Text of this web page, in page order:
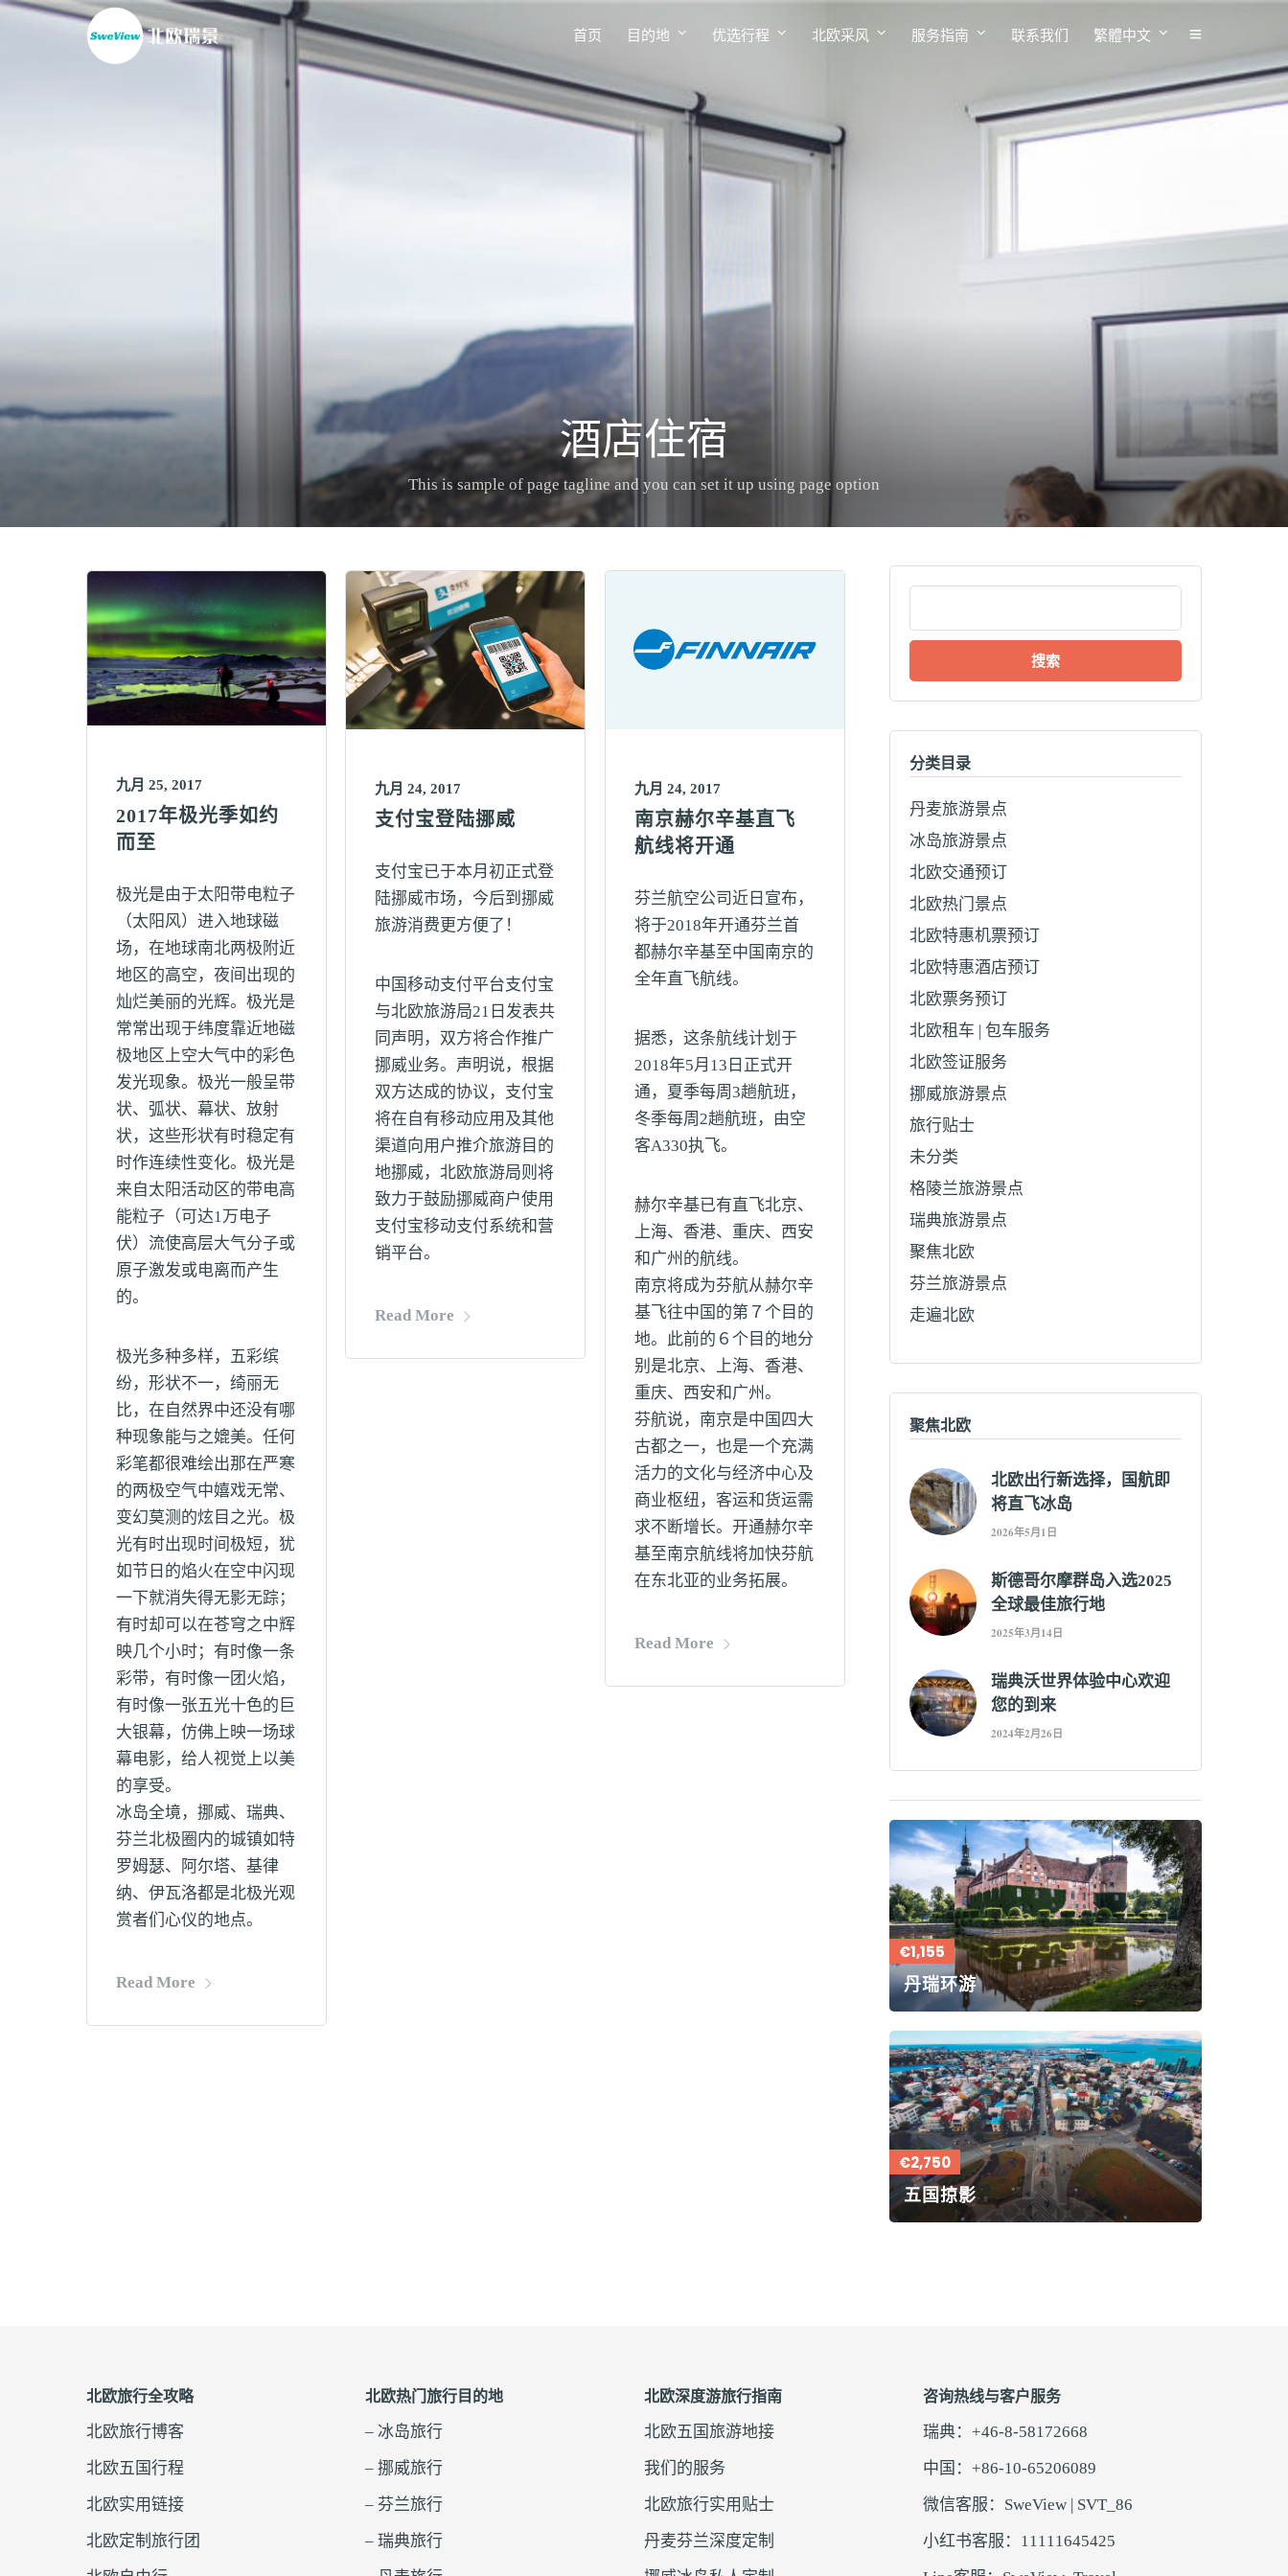
首页 目的地 优选行程 北欧采风 服务指南 联系我们 繁體中文
酒店住宿
This is sample of page tagline and you can set it up using page option
九月 25, 2017
2017年极光季如约
而至
极光是由于太阳带电粒子
（太阳风）进入地球磁
场，在地球南北两极附近
地区的高空，夜间出现的
灿烂美丽的光辉。极光是
常常出现于纬度靠近地磁
极地区上空大气中的彩色
发光现象。极光一般呈带
状、弧状、幕状、放射
状，这些形状有时稳定有
时作连续性变化。极光是
来自太阳活动区的带电高
能粒子（可达1万电子
伏）流使高层大气分子或
原子激发或电离而产生
的。
极光多种多样，五彩缤
纷，形状不一，绮丽无
比，在自然界中还没有哪
种现象能与之媲美。任何
彩笔都很难绘出那在严寒
的两极空气中嬉戏无常、
变幻莫测的炫目之光。极
光有时出现时间极短，犹
如节日的焰火在空中闪现
一下就消失得无影无踪；
有时却可以在苍穹之中辉
映几个小时；有时像一条
彩带，有时像一团火焰，
有时像一张五光十色的巨
大银幕，仿佛上映一场球
幕电影，给人视觉上以美
的享受。
冰岛全境，挪威、瑞典、
芬兰北极圈内的城镇如特
罗姆瑟、阿尔塔、基律
纳、伊瓦洛都是北极光观
赏者们心仪的地点。
Read More
九月 24, 2017
支付宝登陆挪威
支付宝已于本月初正式登
陆挪威市场，今后到挪威
旅游消费更方便了！
中国移动支付平台支付宝
与北欧旅游局21日发表共
同声明，双方将合作推广
挪威业务。声明说，根据
双方达成的协议，支付宝
将在自有移动应用及其他
渠道向用户推介旅游目的
地挪威，北欧旅游局则将
致力于鼓励挪威商户使用
支付宝移动支付系统和营
销平台。
Read More
九月 24, 2017
南京赫尔辛基直飞
航线将开通
芬兰航空公司近日宣布，
将于2018年开通芬兰首
都赫尔辛基至中国南京的
全年直飞航线。
据悉，这条航线计划于
2018年5月13日正式开
通，夏季每周3趟航班，
冬季每周2趟航班，由空
客A330执飞。
赫尔辛基已有直飞北京、
上海、香港、重庆、西安
和广州的航线。
南京将成为芬航从赫尔辛
基飞往中国的第７个目的
地。此前的６个目的地分
别是北京、上海、香港、
重庆、西安和广州。
芬航说，南京是中国四大
古都之一，也是一个充满
活力的文化与经济中心及
商业枢纽，客运和货运需
求不断增长。开通赫尔辛
基至南京航线将加快芬航
在东北亚的业务拓展。
Read More
搜
分类目录
丹麦旅游景点
冰岛旅游景点
北欧交通预订
北欧热门景点
北欧特惠机票预订
北欧特惠酒店预订
北欧票务预订
北欧租车 | 包车服务
北欧签证服务
挪威旅游景点
旅行贴士
未分类
格陵兰旅游景点
瑞典旅游景点
聚焦北欧
芬兰旅游景点
走遍北欧
聚焦北欧
北欧出行新选择，国航即
将直飞冰岛
2026年5月1日
斯德哥尔摩群岛入选2025
全球最佳旅行地
2025年3月14日
瑞典沃世界体验中心欢迎
您的到来
2024年2月26日
€1,155
丹瑞环游
€2,750
五国掠影
北欧旅行全攻略
北欧旅行博客
北欧五国行程
北欧实用链接
北欧定制旅行团
北欧热门旅行目的地
– 冰岛旅行
– 挪威旅行
– 芬兰旅行
– 瑞典旅行
北欧深度游旅行指南
北欧五国旅游地接
我们的服务
北欧旅行实用贴士
丹麦芬兰深度定制
咨询热线与客户服务
瑞典：+46-8-58172668
中国：+86-10-65206089
微信客服：SweView | SVT_86
小红书客服：11111645425